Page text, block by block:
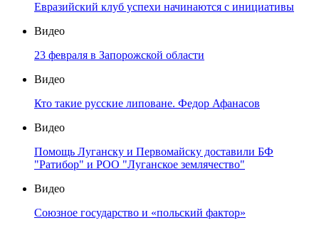
Евразийский клуб успехи начинаются с инициативы
Видео
23 февраля в Запорожской области
Видео
Кто такие русские липоване. Федор Афанасов
Видео
Помощь Луганску и Первомайску доставили БФ
"Ратибор" и РОО "Луганское землячество"
Видео
Союзное государство и «польский фактор»